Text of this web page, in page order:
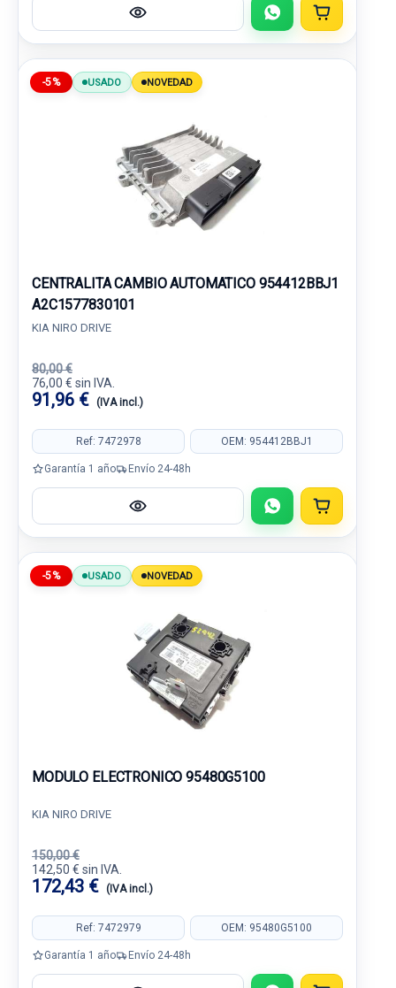
-5% USADO NOVEDAD
CENTRALITA CAMBIO AUTOMATICO 954412BBJ1
A2C1577830101
KIA NIRO DRIVE
80,00 €
76,00 € sin IVA.
91,96 € (IVA incl.)
Ref: 7472978 OEM: 954412BBJ1
Garantía 1 año Envío 24-48h
-5% USADO NOVEDAD
MODULO ELECTRONICO 95480G5100
KIA NIRO DRIVE
150,00 €
142,50 € sin IVA.
172,43 € (IVA incl.)
Ref: 7472979 OEM: 95480G5100
Garantía 1 año Envío 24-48h